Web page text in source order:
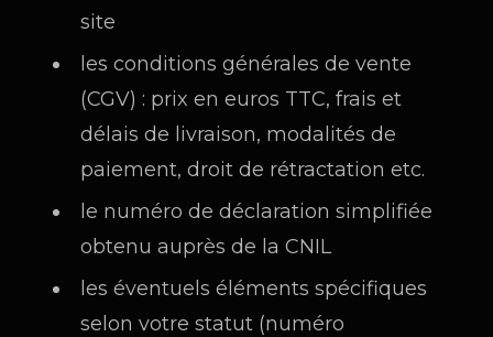
site
les conditions générales de vente
(CGV) : prix en euros TTC, frais et
délais de livraison, modalités de
paiement, droit de rétractation etc.
le numéro de déclaration simplifiée
obtenu auprès de la CNIL
les éventuels éléments spécifiques
selon votre statut (numéro